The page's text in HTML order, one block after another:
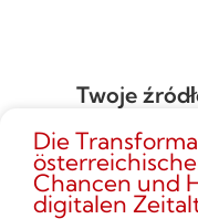
Twoje
Die
Chancen und
digitalen